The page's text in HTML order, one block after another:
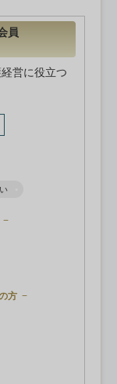
員
営に役立つ
方